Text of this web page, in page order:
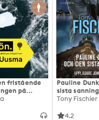
fristående
på
Pauline
sista
Tony Fischier
4.2